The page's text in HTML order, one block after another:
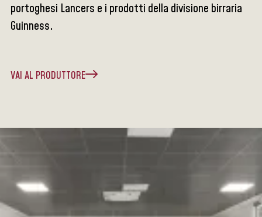
portoghesi Lancers e i prodotti della divisione birraria
Guinness.
VAI AL PRODUTTORE